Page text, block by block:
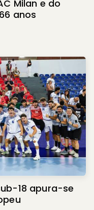
Milan e do
anos
18 apura-se